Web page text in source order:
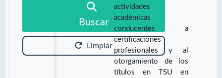
Buscar
Limpiar
actividades
académicas
conducentes a
certificaciones
profesionales y al
otorgamiento de los
títulos en TSU en